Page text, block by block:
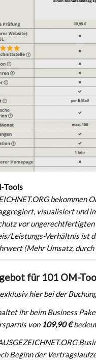
Tools
bekommen
visualisiert und
vor
Leistungs-Verhältnis ist
(Mehr Umsatz, durch
für 101 OM-
hier bei der
ihr beim Business
von 109,90 €
Beginn der